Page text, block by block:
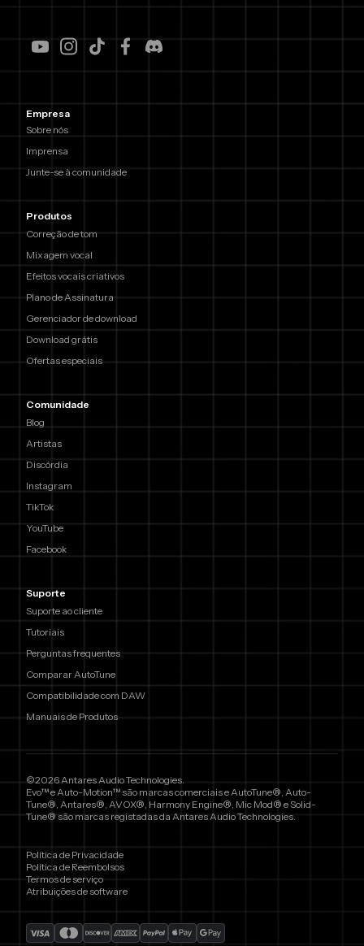
Empresa
Sobre nós
Imprensa
Junte-se à comunidade
Produtos
Correção de tom
Mixagem vocal
Efeitos vocais criativos
Plano de Assinatura
Gerenciador de download
Download grátis
Ofertas especiais
Comunidade
Blog
Artistas
Discórdia
Instagram
TikTok
YouTube
Facebook
Suporte
Suporte ao cliente
Tutoriais
Perguntas frequentes
Comparar AutoTune
Compatibilidade com DAW
Manuais de Produtos
©2026 Antares Audio Technologies.
Evo™ e Auto-Motion™ são marcas comerciais e AutoTune®, Auto-
Tune®, Antares®, AVOX®, Harmony Engine®, Mic Mod® e Solid-
Tune® são marcas registadas da Antares Audio Technologies.
Política de Privacidade
Política de Reembolsos
Termos de serviço
Atribuições de software